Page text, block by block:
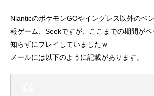
NianticのポケモンGOやイングレス以外のベ
報ゲーム、Seekですが、ここまでの期間が
知らずにプレイしていましたｗ
メールには以下のように記載があります。